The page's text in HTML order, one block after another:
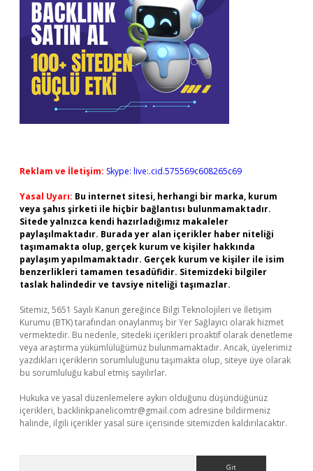
Reklam ve İletişim: Skype: live:.cid.575569c608265c69
Yasal Uyarı: Bu internet sitesi, herhangi bir marka, kurum
veya şahıs şirketi ile hiçbir bağlantısı bulunmamaktadır.
Sitede yalnızca kendi hazırladığımız makaleler
paylaşılmaktadır. Burada yer alan içerikler haber niteliği
taşımamakta olup, gerçek kurum ve kişiler hakkında
paylaşım yapılmamaktadır. Gerçek kurum ve kişiler ile isim
benzerlikleri tamamen tesadüfidir. Sitemizdeki bilgiler
taslak halindedir ve tavsiye niteliği taşımazlar.
Sitemiz, 5651 Sayılı Kanun gereğince Bilgi Teknolojileri ve İletişim
Kurumu (BTK) tarafından onaylanmış bir Yer Sağlayıcı olarak hizmet
vermektedir. Bu nedenle, sitedeki içerikleri proaktif olarak denetleme
veya araştırma yükümlülüğümüz bulunmamaktadır. Ancak, üyelerimiz
yazdıkları içeriklerin sorumluluğunu taşımakta olup, siteye üye olarak
bu sorumluluğu kabul etmiş sayılırlar.
Hukuka ve yasal düzenlemelere aykırı olduğunu düşündüğünüz
içerikleri, backlinkpanelicomtr@gmail.com adresine bildirmeniz
halinde, ilgili içerikler yasal süre içerisinde sitemizden kaldırılacaktır.